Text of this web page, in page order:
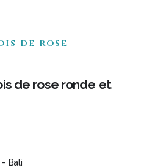
de rose
de rose ronde et
Bali